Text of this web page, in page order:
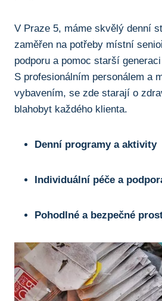
V Praze 5, máme skvělý denní
zaměřen na potřeby místní
podporu a pomoc starší
S profesionálním personálem a
vybavením, se zde starají o
blahobyt každého klienta.
Denní programy a aktivity
Individuální péče a
Pohodlné a bezpečné